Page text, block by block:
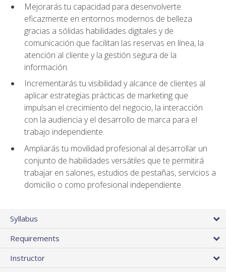
Mejorarás tu capacidad para desenvolverte
eficazmente en entornos modernos de belleza
gracias a sólidas habilidades digitales y de
comunicación que facilitan las reservas en línea, la
atención al cliente y la gestión segura de la
información.
Incrementarás tu visibilidad y alcance de clientes al
aplicar estrategias prácticas de marketing que
impulsan el crecimiento del negocio, la interacción
con la audiencia y el desarrollo de marca para el
trabajo independiente.
Ampliarás tu movilidad profesional al desarrollar un
conjunto de habilidades versátiles que te permitirá
trabajar en salones, estudios de pestañas, servicios a
domicilio o como profesional independiente.
Syllabus
Requirements
Instructor